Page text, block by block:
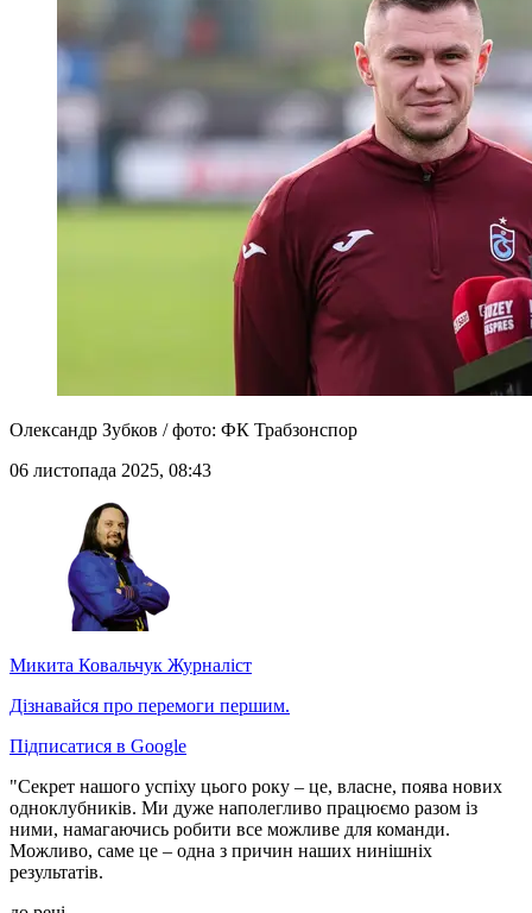
Олександр Зубков / фото: ФК Трабзонспор
06 листопада 2025, 08:43
Микита Ковальчук Журналіст
Дізнавайся про перемоги першим.
Підписатися в Google
"Секрет нашого успіху цього року – це, власне, поява нових
одноклубників. Ми дуже наполегливо працюємо разом із
ними, намагаючись робити все можливе для команди.
Можливо, саме це – одна з причин наших нинішніх
результатів.